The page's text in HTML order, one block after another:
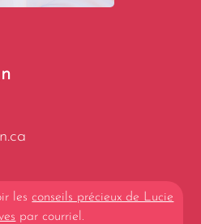
lesconseils précieux de Lucie
par courriel.